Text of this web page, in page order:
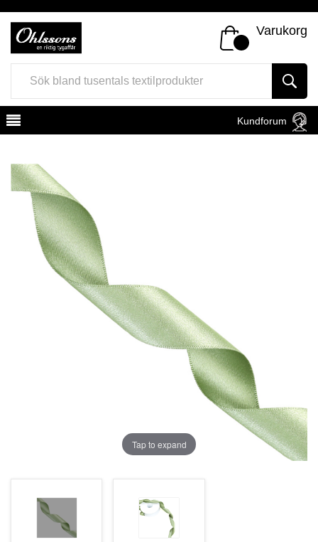
Varukorg
Kundforum
Register Sign In
Tap to expand